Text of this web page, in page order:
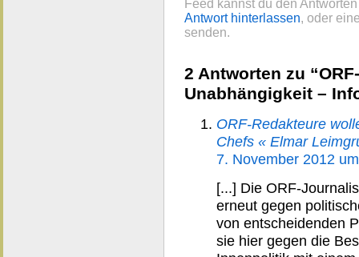
Feed kannst du den
Antwort hinterlassen, oder
senden.
2 Antworten zu
Unabhängigkeit –
ORF-Redakteure
Chefs « Elmar
7. November 2012
[...] Die ORF-
erneut gegen
von entscheidenden
sie hier gegen die